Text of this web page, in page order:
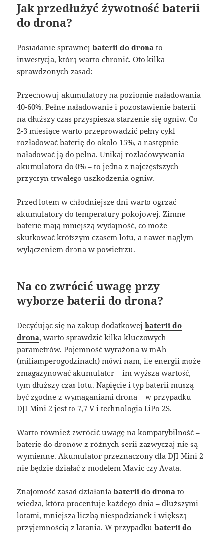
Jak przedłużyć żywotność baterii
do drona?
Posiadanie sprawnejbaterii do drona to
inwestycja, którą warto chronić. Oto kilka
sprawdzonych zasad:
Przechowuj akumulatory na poziomie naładowania
40-60%. Pełne naładowanie i pozostawienie baterii
na dłuższy czas przyspiesza starzenie się ogniw. Co
2-3 miesiące warto przeprowadzić pełny cykl –
rozładować baterię do około 15%, a następnie
naładować ją do pełna. Unikaj rozładowywania
akumulatora do 0% – to jedna z najczęstszych
przyczyn trwałego uszkodzenia ogniw.
Przed lotem w chłodniejsze dni warto ogrzać
akumulatory do temperatury pokojowej. Zimne
baterie mają mniejszą wydajność, co może
skutkować krótszym czasem lotu, a nawet nagłym
wyłączeniem drona w powietrzu.
Na co zwrócić uwagę przy
wyborze baterii do drona?
Decydując się na zakup dodatkowejbaterii do
drona, warto sprawdzić kilka kluczowych
parametrów. Pojemność wyrażona w mAh
(miliamperogodzinach) mówi nam, ile energii może
zmagazynować akumulator – im wyższa wartość,
tym dłuższy czas lotu. Napięcie i typ baterii muszą
być zgodne z wymaganiami drona – w przypadku
DJI Mini 2 jest to 7,7 V i technologia LiPo 2S.
Warto również zwrócić uwagę na kompatybilność –
baterie do dronów z różnych serii zazwyczaj nie są
wymienne. Akumulator przeznaczony dla DJI Mini 2
nie będzie działać z modelem Mavic czy Avata.
Znajomość zasad działaniabaterii do drona to
wiedza, która procentuje każdego dnia – dłuższymi
lotami, mniejszą liczbą niespodzianek i większą
przyjemnością z latania. W przypadkubaterii do